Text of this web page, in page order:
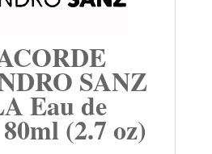
SANZ
Eau de
(2.7 oz)